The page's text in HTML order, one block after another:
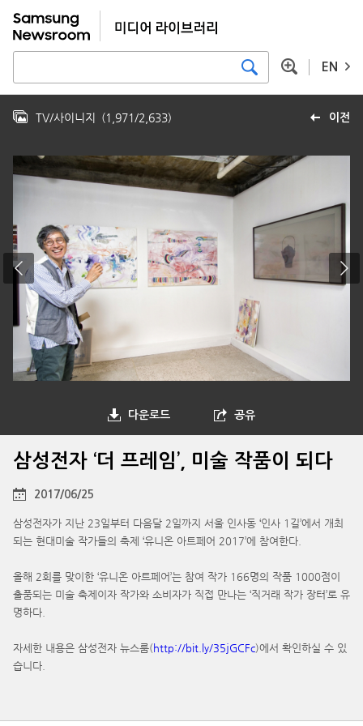
EN
이전
TV/사이니지 (1,971/2,633)
다운로드 공유
삼성전자 ‘더 프레임’, 미술 작품이 되다
2017/06/25
삼성전자가 지난 23일부터 다음달 2일까지 서울 인사동 ‘인사 1길’에서 개최
되는 현대미술 작가들의 축제 ‘유니온 아트페어 2017’에 참여한다.
올해 2회를 맞이한 ‘유니온 아트페어’는 참여 작가 166명의 작품 1000점이
출품되는 미술 축제이자 작가와 소비자가 직접 만나는 ‘직거래 작가 장터’로 유
명하다.
자세한 내용은 삼성전자 뉴스룸(http://bit.ly/35jGCFc)에서 확인하실 수 있
습니다.